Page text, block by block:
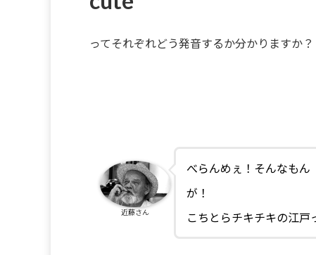
ってそれぞれどう発音するか分かりますか？
べらんめぇ！そんなもん
が！
こちとらチキチキの江戸
近藤さん